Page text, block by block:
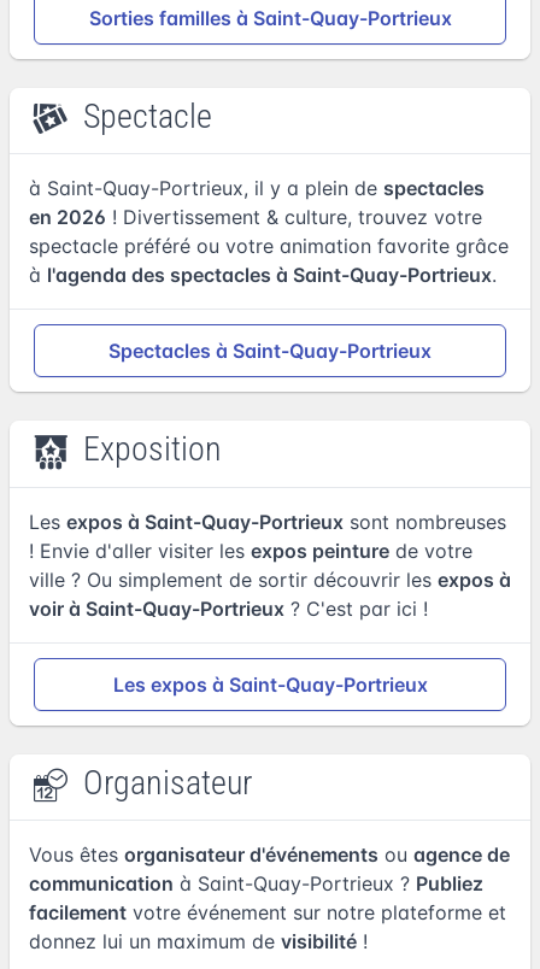
Sorties familles à Saint-Quay-Portrieux
Spectacle
à Saint-Quay-Portrieux, il y a plein de spectacles
en 2026 ! Divertissement & culture, trouvez votre
spectacle préféré ou votre animation favorite grâce
à l'agenda des spectacles à Saint-Quay-Portrieux.
Spectacles à Saint-Quay-Portrieux
Exposition
Les expos à Saint-Quay-Portrieux sont nombreuses
! Envie d'aller visiter les expos peinture de votre
ville ? Ou simplement de sortir découvrir les expos à
voir à Saint-Quay-Portrieux ? C'est par ici !
Les expos à Saint-Quay-Portrieux
Organisateur
Vous êtes organisateur d'événements ou agence de
communication à Saint-Quay-Portrieux ? Publiez
facilement votre événement sur notre plateforme et
donnez lui un maximum de visibilité !